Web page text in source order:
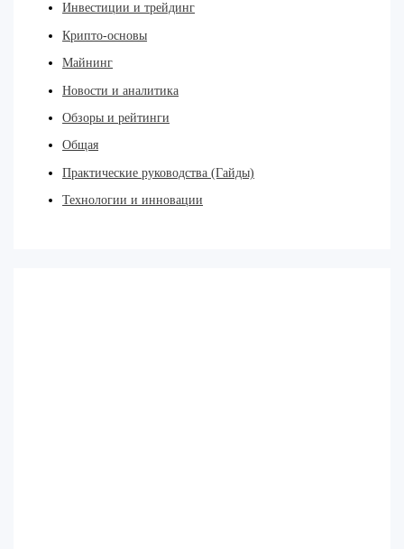
Инвестиции и трейдинг
Крипто-основы
Майнинг
Новости и аналитика
Обзоры и рейтинги
Общая
Практические руководства (Гайды)
Технологии и инновации